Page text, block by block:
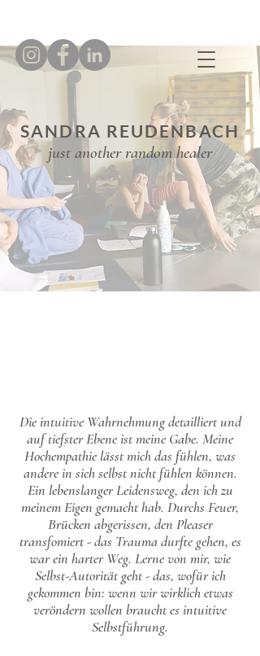
SANDRA REUDENBACH
just another random healer
Die intuitive Wahrnehmung detailliert und
auf tiefster Ebene ist meine Gabe. Meine
Hochempathie lässt mich das fühlen, was
andere in sich selbst nicht fühlen können.
Ein lebenslanger Leidensweg, den ich zu
meinem Eigen gemacht hab. Durchs Feuer,
Brücken abgerissen, den Pleaser
transfomiert - das Trauma durfte gehen, es
war ein harter Weg. Lerne von mir, wie
Selbst-Autorität geht - das, wofür ich
gekommen bin: wenn wir wirklich etwas
veröndern wollen braucht es intuitive
Selbstführung.